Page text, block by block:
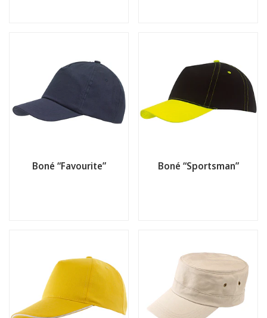
Boné “Favourite” Boné “Sportsman”